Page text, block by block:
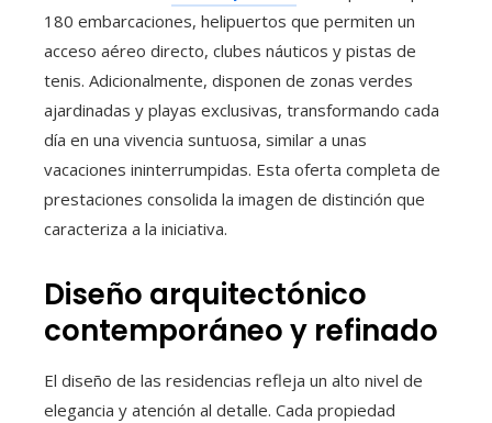
180 embarcaciones, helipuertos que permiten un
acceso aéreo directo, clubes náuticos y pistas de
tenis. Adicionalmente, disponen de zonas verdes
ajardinadas y playas exclusivas, transformando cada
día en una vivencia suntuosa, similar a unas
vacaciones ininterrumpidas. Esta oferta completa de
prestaciones consolida la imagen de distinción que
caracteriza a la iniciativa.
Diseño arquitectónico
contemporáneo y refinado
El diseño de las residencias refleja un alto nivel de
elegancia y atención al detalle. Cada propiedad